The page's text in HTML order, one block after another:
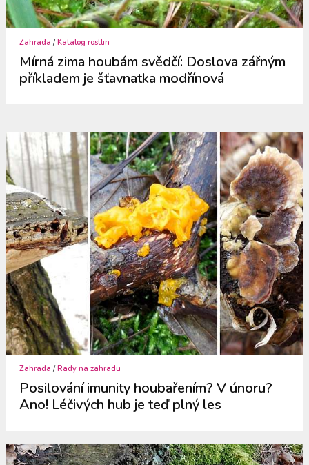
Zahrada /Katalog rostlin
Mírná zima houbám svědčí: Doslova zářným
příkladem je šťavnatka modřínová
Zahrada /Rady na zahradu
Posilování imunity houbařením? V únoru?
Ano! Léčivých hub je teď plný les